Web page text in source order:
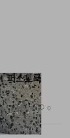
퍼스트룩
890 0